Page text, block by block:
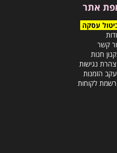
אתר
עסקה
קשר
חנות
נגישות
הזמנות
לקוחות